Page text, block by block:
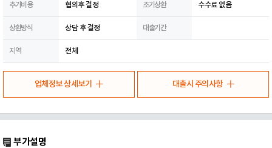
추가비용 협의후 결정 조기상환 수수료 없음
상환방식 상담 후 결정 대출기간
지역 전체
업체정보 상세보기 대출시 주의사항
부가설명